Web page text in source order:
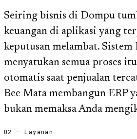
Seiring bisnis di Dompu
keuangan di aplikasi yang
keputusan melambat.
menyatukan semua proses
otomatis saat penjualan
Bee Mata membangun ERP
bukan memaksa Anda
02 — Layanan